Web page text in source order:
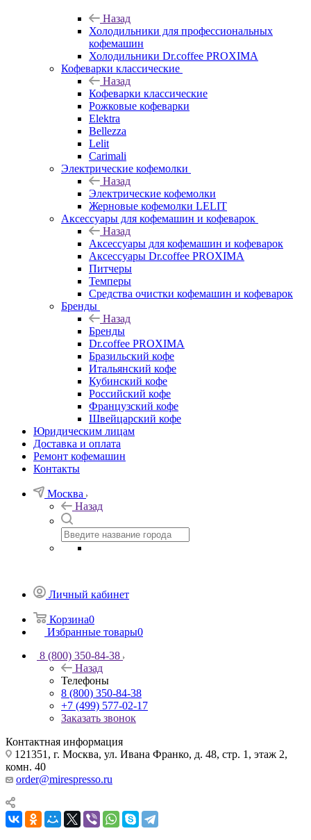
Назад
Холодильники для профессиональных
кофемашин
Холодильники Dr.coffee PROXIMA
Кофеварки классические
Назад
Кофеварки классические
Рожковые кофеварки
Elektra
Bellezza
Lelit
Carimali
Электрические кофемолки
Назад
Электрические кофемолки
Жерновые кофемолки LELIT
Аксессуары для кофемашин и кофеварок
Назад
Аксессуары для кофемашин и кофеварок
Аксессуары Dr.coffee PROXIMA
Питчеры
Темперы
Средства очистки кофемашин и кофеварок
Бренды
Назад
Бренды
Dr.coffee PROXIMA
Бразильский кофе
Итальянский кофе
Кубинский кофе
Российский кофе
Французский кофе
Швейцарский кофе
Юридическим лицам
Доставка и оплата
Ремонт кофемашин
Контакты
Москва
Назад
Личный кабинет
Корзина0
Избранные товары0
8 (800) 350-84-38
Назад
Телефоны
8 (800) 350-84-38
+7 (499) 577-02-17
Заказать звонок
Контактная информация
121351, г. Москва, ул. Ивана Франко, д. 48, стр. 1, этаж 2,
комн. 40
order@mirespresso.ru